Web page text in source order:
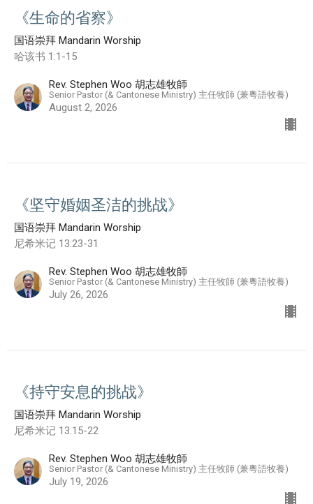
《生命的省察》
国语崇拜 Mandarin Worship
哈该书 1:1-15
Rev. Stephen Woo 胡志雄牧師
Senior Pastor (& Cantonese Ministry) 主任牧師 (兼粵語牧養)
August 2, 2026
《坚守婚姻圣洁的挑战》
国语崇拜 Mandarin Worship
尼希米记 13:23-31
Rev. Stephen Woo 胡志雄牧師
Senior Pastor (& Cantonese Ministry) 主任牧師 (兼粵語牧養)
July 26, 2026
《持守安息的挑战》
国语崇拜 Mandarin Worship
尼希米记 13:15-22
Rev. Stephen Woo 胡志雄牧師
Senior Pastor (& Cantonese Ministry) 主任牧師 (兼粵語牧養)
July 19, 2026